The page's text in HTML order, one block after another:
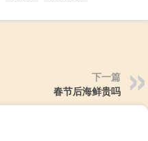
下一篇
春节后海鲜贵吗